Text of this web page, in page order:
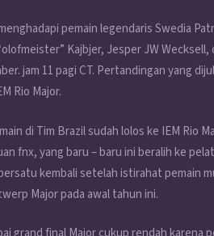
pemain legendaris Swedia
Kajbjer, Jesper JW Wecksell,
jam 11 pagi CT. Pertandingan yang
Rio Major.
di Tim Brazil sudah lolos ke IEM Rio
fnx, yang baru – baru ini beralih ke
kembali setelah istirahat pemain
Major pada awal tahun ini.